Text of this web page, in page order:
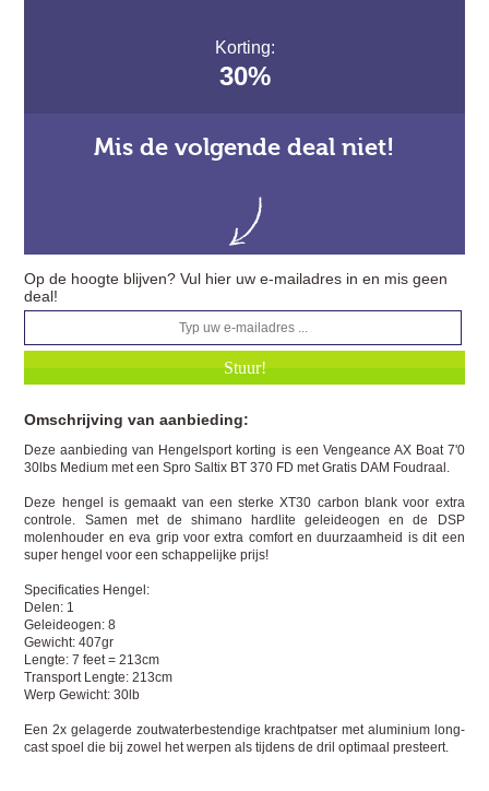
Korting:
30%
Mis de volgende deal niet!
Op de hoogte blijven? Vul hier uw e-mailadres in en mis geen
deal!
Omschrijving van aanbieding:
Deze aanbieding van Hengelsport korting is een Vengeance AX Boat 7'0
30lbs Medium met een Spro Saltix BT 370 FD met Gratis DAM Foudraal.
Deze hengel is gemaakt van een sterke XT30 carbon blank voor extra
controle. Samen met de shimano hardlite geleideogen en de DSP
molenhouder en eva grip voor extra comfort en duurzaamheid is dit een
super hengel voor een schappelijke prijs!
Specificaties Hengel:
Delen: 1
Geleideogen: 8
Gewicht: 407gr
Lengte: 7 feet = 213cm
Transport Lengte: 213cm
Werp Gewicht: 30lb
Een 2x gelagerde zoutwaterbestendige krachtpatser met aluminium long-
cast spoel die bij zowel het werpen als tijdens de dril optimaal presteert.